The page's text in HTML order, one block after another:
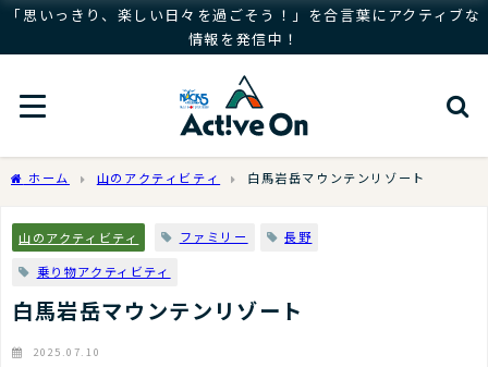
「思いっきり、楽しい日々を過ごそう！」を合言葉にアクティブな
情報を発信中！
ホーム 山のアクティビティ 白馬岩岳マウンテンリゾート
山のアクティビティ ファミリー
長野
乗り物アクティビティ
白馬岩岳マウンテンリゾート
2025.07.10